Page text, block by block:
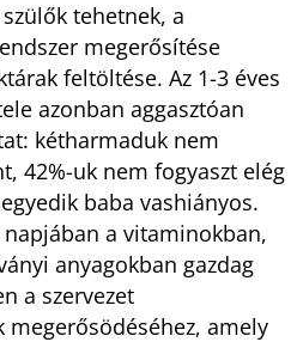
tehetnek, a
megerősítése
feltöltése. Az 1-3 éves
azonban aggasztóan
kétharmaduk nem
42%-uk nem fogyaszt elég
baba vashiányos.
a vitaminokban,
anyagokban gazdag
a szervezet
megerősödéséhez, amely